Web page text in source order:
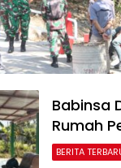
Babinsa
Rumah
BERITA